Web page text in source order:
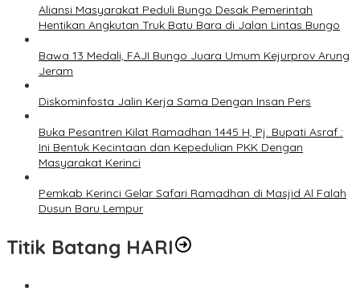
Aliansi Masyarakat Peduli Bungo Desak Pemerintah
Hentikan Angkutan Truk Batu Bara di Jalan Lintas Bungo
Bawa 13 Medali, FAJI Bungo Juara Umum Kejurprov Arung
Jeram
Diskominfosta Jalin Kerja Sama Dengan Insan Pers
Buka Pesantren Kilat Ramadhan 1445 H, Pj. Bupati Asraf :
Ini Bentuk Kecintaan dan Kepedulian PKK Dengan
Masyarakat Kerinci
Pemkab Kerinci Gelar Safari Ramadhan di Masjid Al Falah
Dusun Baru Lempur
Titik Batang HARI